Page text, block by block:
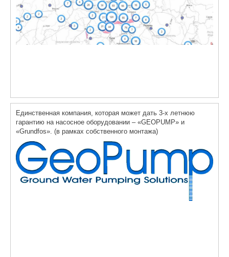
Единственная компания, которая может дать 3-х летнюю
гарантию на насосное оборудовании – «GEOPUMP» и
«Grundfos». (в рамках собственного монтажа)